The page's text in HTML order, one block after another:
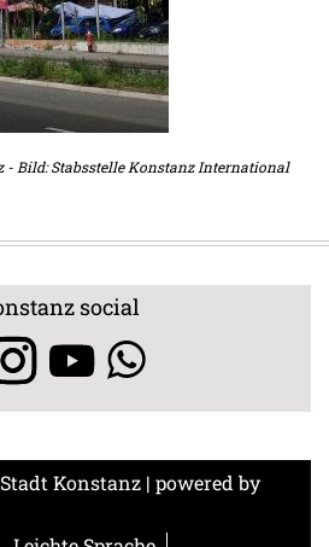
- Bild: Stabsstelle Konstanz International
social
Konstanz | powered by